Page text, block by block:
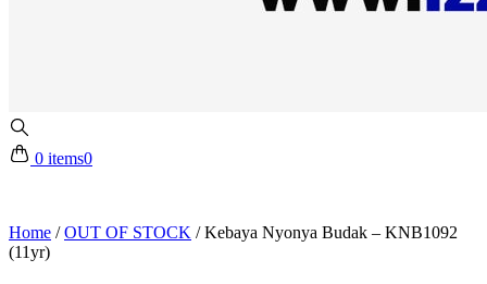
0 items0
Home /OUT OF STOCK /Kebaya Nyonya Budak – KNB1092
(11yr)